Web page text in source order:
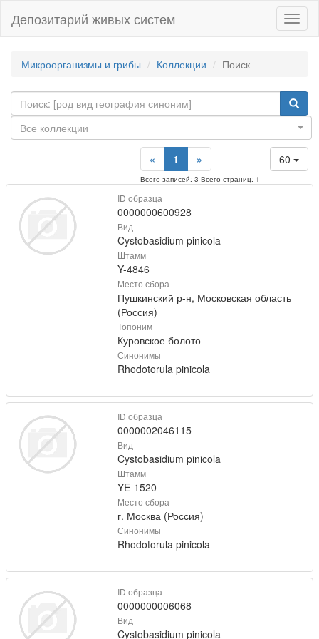
Депозитарий живых систем
Микроорганизмы и грибы Коллекции Поиск
Все коллекции
60
« 1 »
Всего записей: 3 Всего страниц: 1
ID образца
0000000600928
Вид
Cystobasidium pinicola
Штамм
Y-4846
Место сбора
Пушкинский р-н, Московская область
(Россия)
Топоним
Куровское болото
Синонимы
Rhodotorula pinicola
ID образца
0000002046115
Вид
Cystobasidium pinicola
Штамм
YE-1520
Место сбора
г. Москва (Россия)
Синонимы
Rhodotorula pinicola
ID образца
0000000006068
Вид
Cystobasidium pinicola